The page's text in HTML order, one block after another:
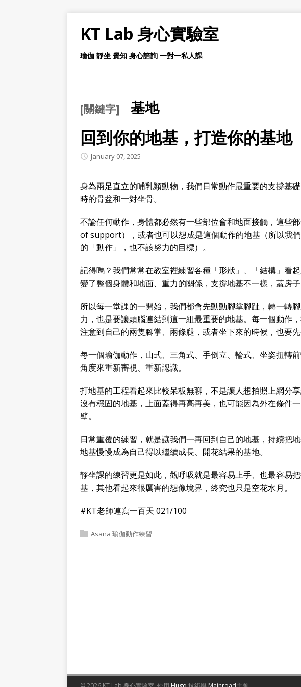
KT Lab 身心實驗室
瑜伽 靜坐 覺知 身心諮詢 一對一私人課
[關鍵字] 基地
回到你的地基，打造你的基地
January 07, 2025
身為兩足直立的哺乳類動物，我們日常動作最重要的支撐基
時的骨盆和一對坐骨。
不論任何動作，身體都必然有一些部位會和地面接觸，這些
of support），或者也可以想成是這個動作的地基（所以我
的「動作」，也不該努力的目標）。
記得嗎？我們常常在教室裡練習各種「形狀」、「結構」看
變了整個身體和地面、重力的關係，支撐地基不一樣，蓋房子
所以每一堂課的一開始，我們都會先動動腳掌腳趾，轉一轉
力，也是要讓頭腦連結到這一組最重要的地基。每一個動作
注意到自己的兩隻腳掌、兩條腿，或者坐下來的時候，也要先
每一個瑜伽動作，山式、三角式、手倒立、輪式、坐姿扭轉
角度來重新審視、重新認識。
打地基的工程看起來比較呆板無聊，不是讓人想拍照上網分
沒有穩固的地基，上面蓋得再高再美，也可能因為外在條件
壁。
日常重覆的練習，就是讓我們一再回到自己的地基，持續把
地基慢慢成為自己得以繼續成長、開花結果的基地。
靜坐課的練習更是如此，觀呼吸就是最容易上手、也最容易
基，其他看起來很厲害的想像境界，終究也只是空花水月。
#KT老師連寫一百天 021/100
Asana 瑜伽動作練習